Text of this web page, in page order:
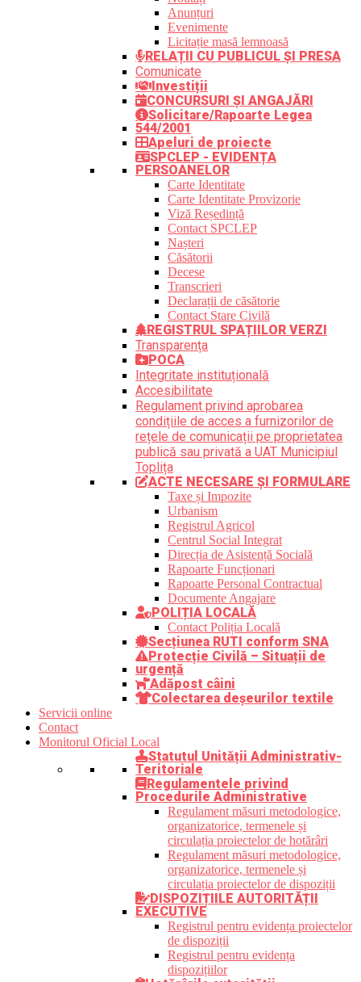
Anunțuri
Evenimente
Licitație masă lemnoasă
RELAȚII CU PUBLICUL ȘI PRESA
Comunicate
Investiții
CONCURSURI ȘI ANGAJĂRI
Solicitare/Rapoarte Legea
544/2001
Apeluri de proiecte
SPCLEP - EVIDENȚA
PERSOANELOR
Carte Identitate
Carte Identitate Provizorie
Viză Reședință
Contact SPCLEP
Nașteri
Căsătorii
Decese
Transcrieri
Declarații de căsătorie
Contact Stare Civilă
REGISTRUL SPAȚIILOR VERZI
Transparența
POCA
Integritate instituțională
Accesibilitate
Regulament privind aprobarea
condițiile de acces a furnizorilor de
rețele de comunicații pe proprietatea
publică sau privată a UAT Municipiul
Toplița
ACTE NECESARE ȘI FORMULARE
Taxe și Impozite
Urbanism
Registrul Agricol
Centrul Social Integrat
Direcția de Asistență Socială
Rapoarte Funcționari
Rapoarte Personal Contractual
Documente Angajare
POLIȚIA LOCALĂ
Contact Poliția Locală
Secțiunea RUTI conform SNA
Protecție Civilă – Situații de
urgență
Adăpost câini
Colectarea deșeurilor textile
Servicii online
Contact
Monitorul Oficial Local
Statutul Unității Administrativ-
Teritoriale
Regulamentele privind
Procedurile Administrative
Regulament măsuri metodologice,
organizatorice, termenele și
circulația proiectelor de hotărâri
Regulament măsuri metodologice,
organizatorice, termenele și
circulația proiectelor de dispoziții
DISPOZIȚIILE AUTORITĂȚII
EXECUTIVE
Registrul pentru evidența proiectelor
de dispoziții
Registrul pentru evidența
dispozițiilor